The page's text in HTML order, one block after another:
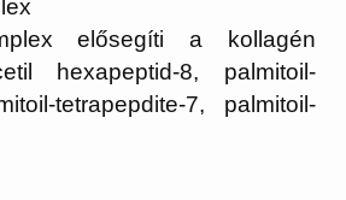
elősegíti a kollagén
hexapeptid-8, palmitoil-
tetrapepdite-7, palmitoil-